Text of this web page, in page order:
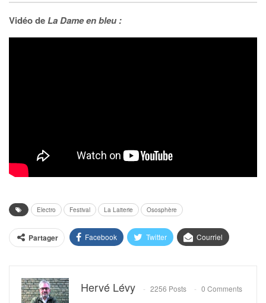
Vidéo deLa Dame en bleu :
Electro Festival La Laiterie Ososphère
Partager Facebook Twitter Courriel
Hervé Lévy 2256 Posts 0 Comments